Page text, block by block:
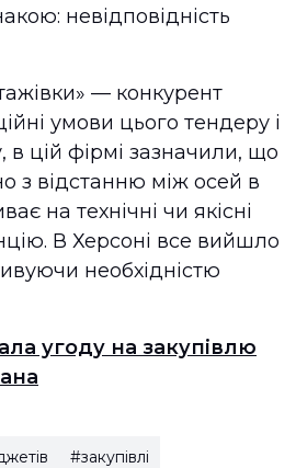
невідповідність
— конкурент
умови цього тендеру і
в цій фірмі зазначили, що
з відстанню між осей в
на технічні чи якісні
В Херсоні все вийшло
необхідністю
угоду на закупівлю
#закупівлі